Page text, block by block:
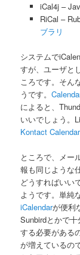
iCal4j –
RiCal –
ブラリ
システムで
すが、ユーザと
ころです。そん
うです。
によると、
いいでしょう。
Kontact
ところで、メー
報も同じような
どうすればいい
ようです。単純
iCalendarが便利
Sunbirdとかで
する必要がある
が増えているの